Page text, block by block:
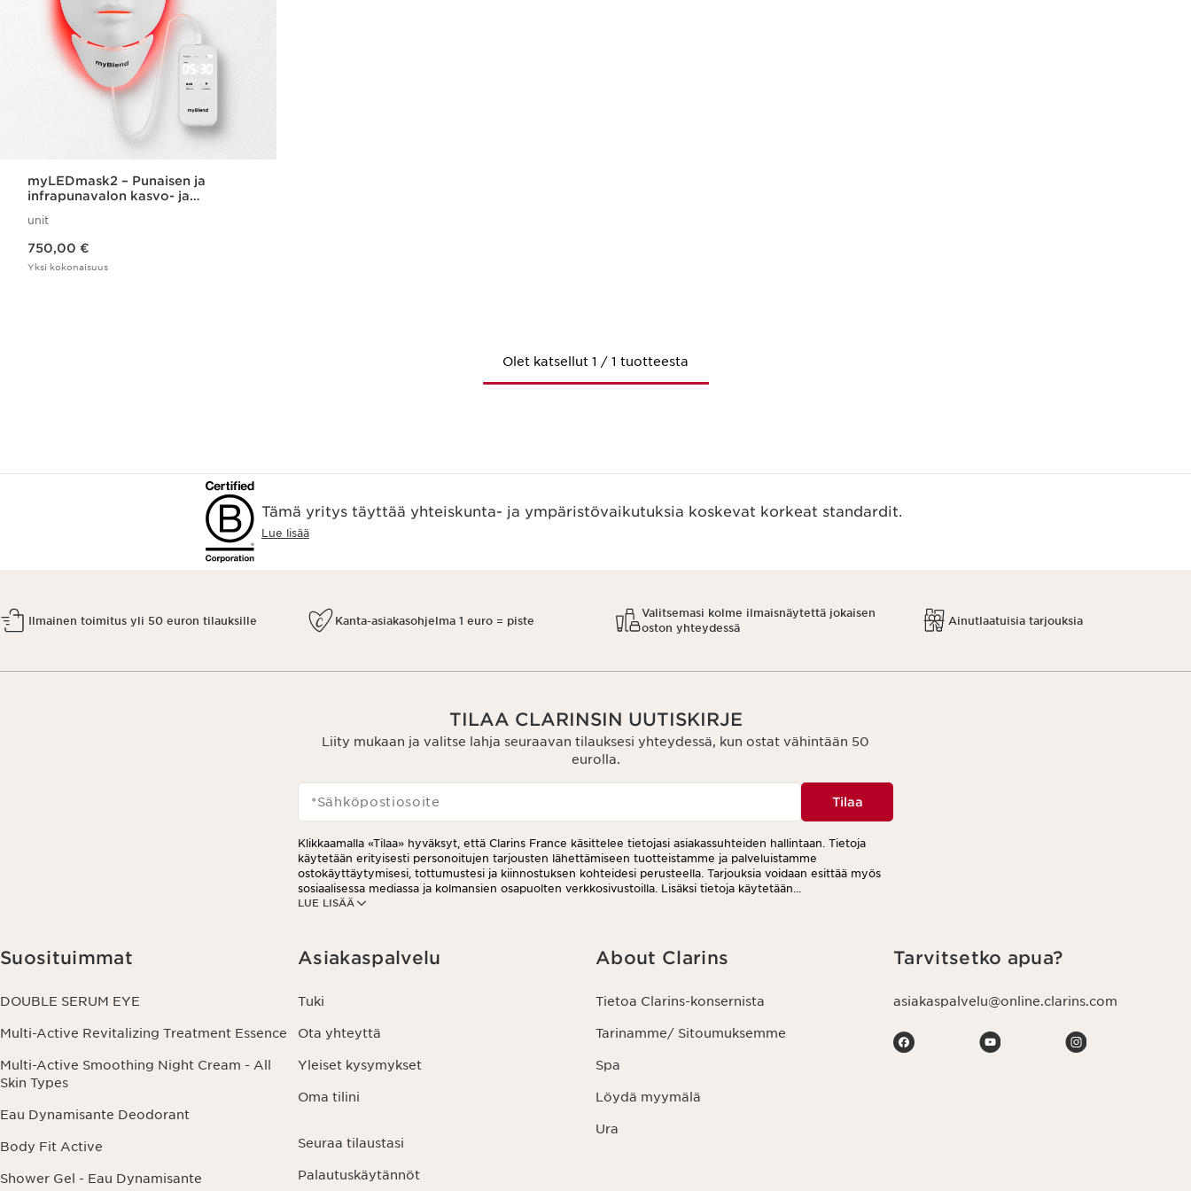
myLEDmask2 – Punaisen ja
infrapunavalon kasvo- ja
tuotannon tehostamiseen
unit
750,00 €
Yksi kokonaisuus
Olet katsellut 1 / 1 tuotteesta
Tämä yritys täyttää yhteiskunta- ja ympäristövaikutuksia koskevat korkeat standardit.
Lue lisää
Ilmainen toimitus yli 50 euron tilauksille Kanta-asiakasohjelma 1 euro = piste
Valitsemasi kolme ilmaisnäytettä jokaisen
oston yhteydessä
Ainutlaatuisia tarjouksia
TILAA CLARINSIN UUTISKIRJE
Liity mukaan ja valitse lahja seuraavan tilauksesi yhteydessä, kun ostat vähintään 50
eurolla.
*Sähköpostiosoite Tilaa
LUE LISÄÄ
Klikkaamalla «Tilaa» hyväksyt, että Clarins France käsittelee tietojasi asiakassuhteiden hallintaan. Tietoja
käytetään erityisesti personoitujen tarjousten lähettämiseen tuotteistamme ja palveluistamme
ostokäyttäytymisesi, tottumustesi ja kiinnostuksen kohteidesi perusteella. Tarjouksia voidaan esittää myös
sosiaalisessa mediassa ja kolmansien osapuolten verkkosivustoilla. Lisäksi tietoja käytetään
analytiikkatarkoituksiin. Voit peruuttaa suostumuksesi milloin tahansa klikkaamalla uutiskirjeen jokaisessa
Suosituimmat
DOUBLE SERUM EYE
Multi-Active Revitalizing Treatment Essence
Multi-Active Smoothing Night Cream - All
Skin Types
Eau Dynamisante Deodorant
Body Fit Active
Shower Gel - Eau Dynamisante
Asiakaspalvelu
Tuki
Ota yhteyttä
Yleiset kysymykset
Oma tilini
Seuraa tilaustasi
Palautuskäytännöt
About Clarins
Tietoa Clarins-konsernista
Tarinamme/ Sitoumuksemme
Spa
Löydä myymälä
Ura
Tarvitsetko apua?
asiakaspalvelu@online.clarins.com